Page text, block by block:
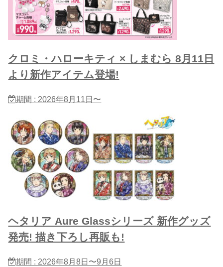
クロミ・ハローキティ × しまむら 8月11日
より新作アイテム登場!
期間 : 2026年8月11日〜
ヘタリア Aure Glassシリーズ 新作グッズ
発売! 描き下ろし再販も!
期間 : 2026年8月8日〜9月6日